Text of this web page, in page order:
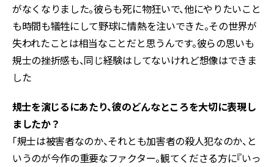
がなくなりました。彼らも死に物狂いで、他にやりたいこと
も時間も犠牲にして野球に情熱を注いできた。その世界が
失われたことは相当なことだと思うんです。彼らの思いも
規士の挫折感も、同じ経験はしてないけれど想像はできま
した
――規士を演じるにあたり、彼のどんなところを大切に表現し
ましたか？
「規士は被害者なのか、それとも加害者の殺人犯なのか、と
いうのが今作の重要なファクター。観てくださる方に『いっ